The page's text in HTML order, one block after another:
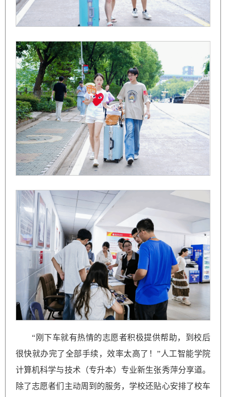
“刚下车就有热情的志愿者积极提供帮助，到校后
很快就办完了全部手续，效率太高了！”人工智能学院
计算机科学与技术（专升本）专业新生张秀萍分享道。
除了志愿者们主动周到的服务，学校还贴心安排了校车